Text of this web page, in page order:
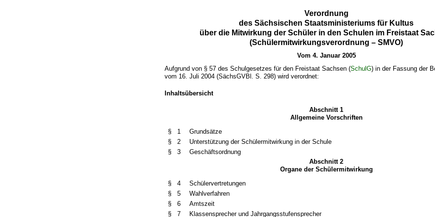
Verordnung
des Sächsischen Staatsministeriums für Kultus
über die Mitwirkung der Schüler in den Schulen im Freistaat
(Schülermitwirkungsverordnung – SMVO)
Vom 4. Januar 2005
Aufgrund von § 57 des Schulgesetzes für den Freistaat Sachsen (SchulG) in der Fassung der
vom 16. Juli 2004 (SächsGVBl. S. 298) wird verordnet:
Inhaltsübersicht
Abschnitt 1
Allgemeine Vorschriften
§ 1
Grundsätze
§ 2
Unterstützung der Schülermitwirkung in der Schule
§ 3
Geschäftsordnung
Abschnitt 2
Organe der Schülermitwirkung
§ 4
Schülervertretungen
§ 5
Wahlverfahren
§ 6
Amtszeit
§ 7
Klassensprecher und Jahrgangsstufensprecher